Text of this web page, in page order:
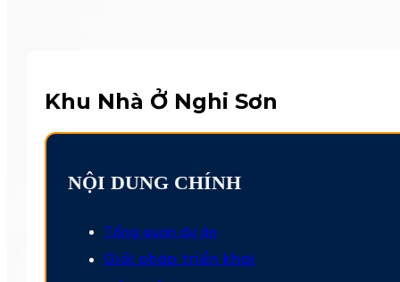
Khu Nhà Ở Nghi Sơn
NỘI DUNG CHÍNH
Tổng quan dự án
Giải pháp triển khai